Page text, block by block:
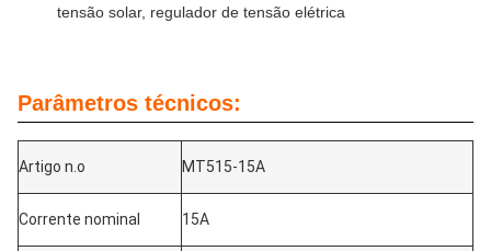
tensão solar, regulador de tensão elétrica
Parâmetros técnicos:
Artigo n.o MT515-15A
Corrente nominal 15A